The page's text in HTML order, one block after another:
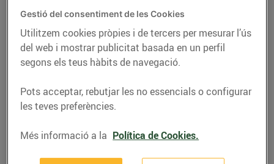
Croquetes d'escalivada
22/de setembre/2021
Ingredients per a 4 persones: 400 g
d'escalivada (1 ceba, 1 pebrot vermell, 1
albergínia) 80 g de...
LLEGIR MÉS
Gestió del consentiment de les Cookies
Utilitzem cookies pròpies i de tercers per mesurar l’ús
del web i mostrar publicitat basada en un perfil
segons els teus hàbits de navegació.
Pots acceptar, rebutjar les no essencials o configurar
les teves preferències.
Més informació a la Política de Cookies.